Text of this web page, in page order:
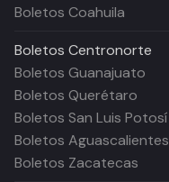
Boletos Coahuila
Boletos Centronorte
Boletos Guanajuato
Boletos Querétaro
Boletos San Luis Potosí
Boletos Aguascalientes
Boletos Zacatecas